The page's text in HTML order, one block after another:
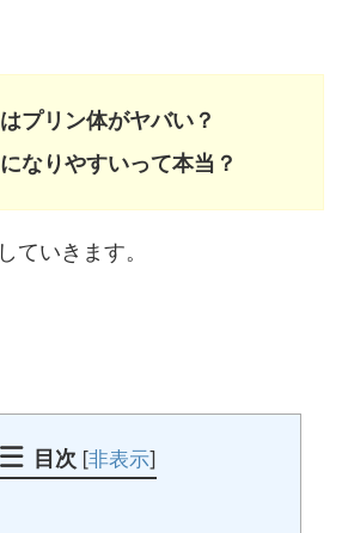
プリン体がヤバい？
なりやすいって本当？
ていきます。
目次 [非表示]